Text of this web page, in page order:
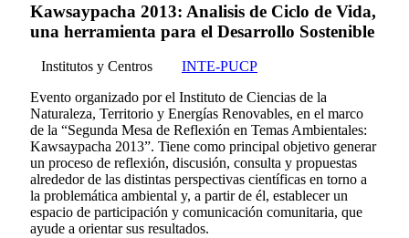
Kawsaypacha 2013: Analisis de Ciclo de Vida,
una herramienta para el Desarrollo Sostenible
Institutos y Centros
INTE-PUCP
Evento organizado por el Instituto de Ciencias de la
Naturaleza, Territorio y Energías Renovables, en el marco
de la “Segunda Mesa de Reflexión en Temas Ambientales:
Kawsaypacha 2013”. Tiene como principal objetivo generar
un proceso de reflexión, discusión, consulta y propuestas
alrededor de las distintas perspectivas científicas en torno a
la problemática ambiental y, a partir de él, establecer un
espacio de participación y comunicación comunitaria, que
ayude a orientar sus resultados.